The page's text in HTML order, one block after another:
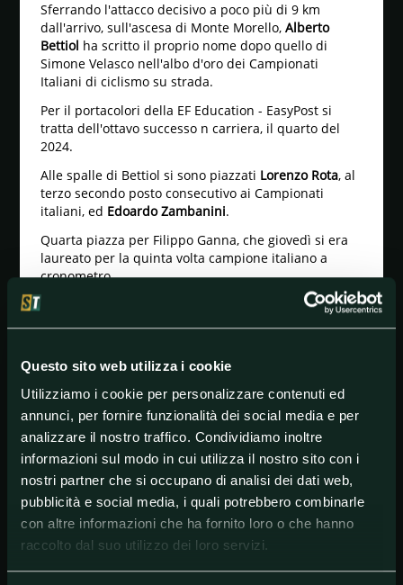
Questo sito web utilizza i cookie
Utilizziamo i cookie per personalizzare contenuti ed
annunci, per fornire funzionalità dei social media e per
analizzare il nostro traffico. Condividiamo inoltre
informazioni sul modo in cui utilizza il nostro sito con i
nostri partner che si occupano di analisi dei dati web,
pubblicità e social media, i quali potrebbero combinarle
con altre informazioni che ha fornito loro o che hanno
raccolto dal suo utilizzo dei loro servizi.
Sferrando l'attacco decisivo a poco più di 9 km
dall'arrivo, sull'ascesa di Monte Morello, Alberto
Bettiol ha scritto il proprio nome dopo quello di
Simone Velasco nell'albo d'oro dei Campionati
Italiani di ciclismo su strada.
Per il portacolori della EF Education - EasyPost si
tratta dell'ottavo successo n carriera, il quarto del
2024.
Alle spalle di Bettiol si sono piazzati Lorenzo Rota, al
terzo secondo posto consecutivo ai Campionati
italiani, ed Edoardo Zambanini.
Quarta piazza per Filippo Ganna, che giovedì si era
laureato per la quinta volta campione italiano a
cronometro.
BETTIOL Alberto EF Education - EasyPost
ROTA Lorenzo Intermarché - Wanty
ZAMBANINI Edoardo Bahrain - Victorious
GANNA Filippo INEOS Grenadiers
ALEOTTI Giovanni BORA - hansgrohe
CICCONE Giulio Lidl - Trek